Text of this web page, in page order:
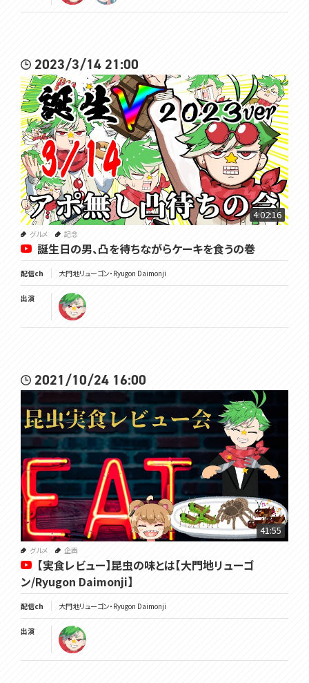
2023/3/14 21:00
4:02:16
グルメ 記念
誕生日の男、凸を待ちながらケーキを食うの巻
配信ch 大門地リューゴン・Ryugon Daimonji
出演
2021/10/24 16:00
41:55
グルメ 企画
【実食レビュー】昆虫の味とは【大門地リューゴ
ン/Ryugon Daimonji】
配信ch 大門地リューゴン・Ryugon Daimonji
出演